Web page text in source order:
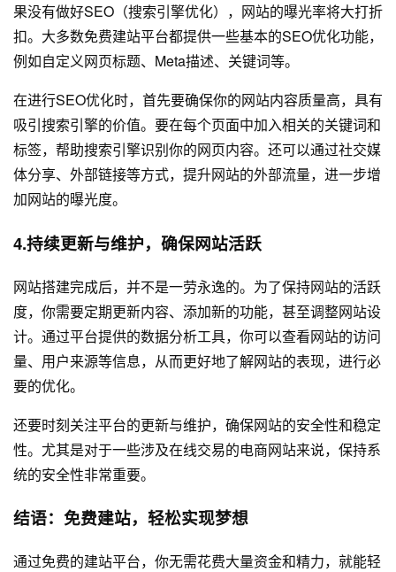
果没有做好SEO（搜索引擎优化），网站的曝光率将大打折
扣。大多数免费建站平台都提供一些基本的SEO优化功能，
例如自定义网页标题、Meta描述、关键词等。
在进行SEO优化时，首先要确保你的网站内容质量高，具有
吸引搜索引擎的价值。要在每个页面中加入相关的关键词和
标签，帮助搜索引擎识别你的网页内容。还可以通过社交媒
体分享、外部链接等方式，提升网站的外部流量，进一步增
加网站的曝光度。
4.持续更新与维护，确保网站活跃
网站搭建完成后，并不是一劳永逸的。为了保持网站的活跃
度，你需要定期更新内容、添加新的功能，甚至调整网站设
计。通过平台提供的数据分析工具，你可以查看网站的访问
量、用户来源等信息，从而更好地了解网站的表现，进行必
要的优化。
还要时刻关注平台的更新与维护，确保网站的安全性和稳定
性。尤其是对于一些涉及在线交易的电商网站来说，保持系
统的安全性非常重要。
结语：免费建站，轻松实现梦想
通过免费的建站平台，你无需花费大量资金和精力，就能轻